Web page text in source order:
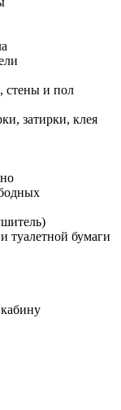
стены и пол
затирки, клея
туалетной бумаги